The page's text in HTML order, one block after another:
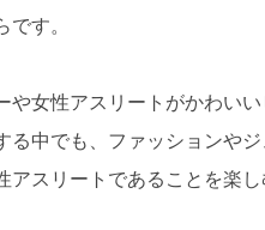
す。
や女性アスリートがかわい
る中でも、ファッションや
アスリートであることを楽